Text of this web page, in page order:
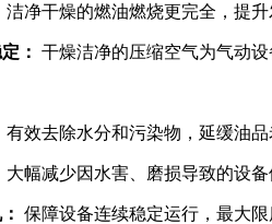
洁净干燥的燃油燃烧更完全，提升
： 干燥洁净的压缩空气为气动
有效去除水分和污染物，延缓油
大幅减少因水害、磨损导致的设
保障设备连续稳定运行，最大限